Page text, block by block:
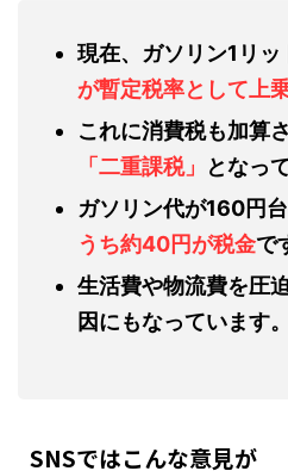
現在、ガソリン1リッ
が暫定税率として上
これに消費税も加算
「二重課税」
となっ
ガソリン代が160円
うち約40円が税金で
生活費や物流費を圧
因にもなっています。
SNSではこんな意見が